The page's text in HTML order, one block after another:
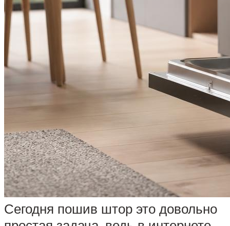
Сегодня пошив штор это довольно